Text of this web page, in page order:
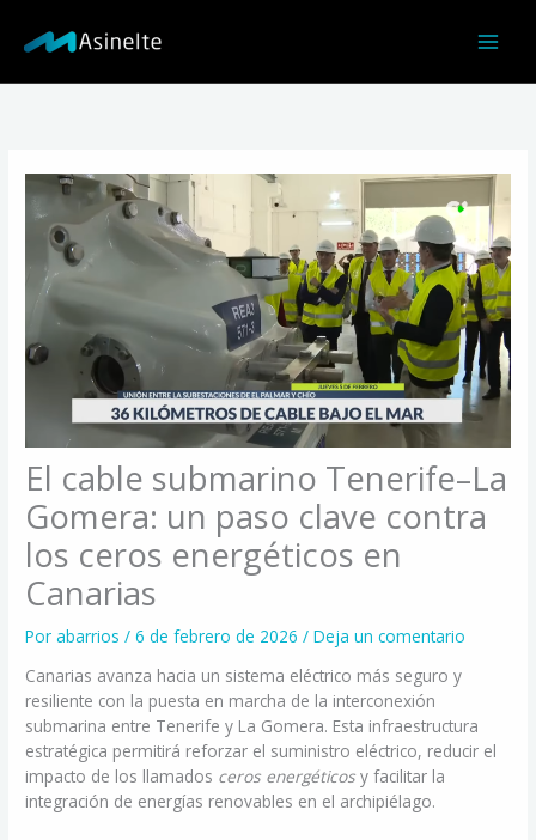
El cable submarino Tenerife–La
Gomera: un paso clave contra
los ceros energéticos en
Canarias
Porabarrios/6 de febrero de 2026/Deja un comentario
Canarias avanza hacia un sistema eléctrico más seguro y
resiliente con la puesta en marcha de la interconexión
submarina entre Tenerife y La Gomera. Esta infraestructura
estratégica permitirá reforzar el suministro eléctrico, reducir el
impacto de los llamados ceros energéticosy facilitar la
integración de energías renovables en el archipiélago.